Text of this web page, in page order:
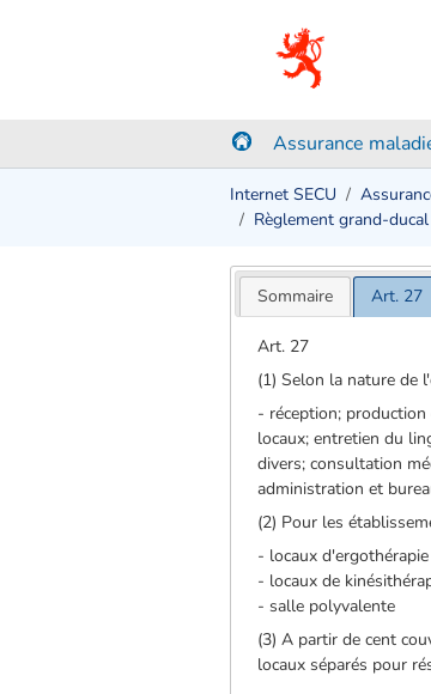
Assurance
Internet SECU
Règlement grand-
Sommaire Art. 27
Art. 27
(1) Selon la nature de
- réception;
locaux; entretien du
divers; consultation
administration et
(2) Pour les
- locaux d'ergothérapie
- locaux de
- salle polyvalente
(3) A partir de cent
locaux séparés pour